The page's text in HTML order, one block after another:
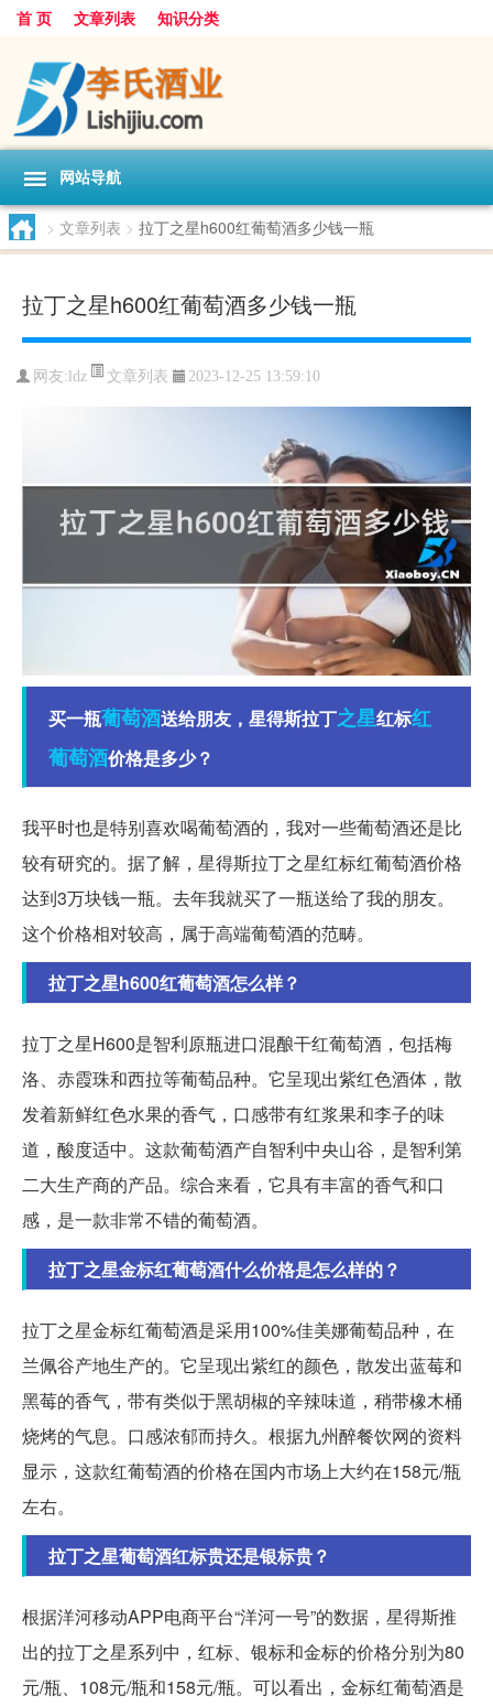
首 页 文章列表 知识分类
网站导航
> 文章列表 > 拉丁之星h600红葡萄酒多少钱一瓶
拉丁之星h600红葡萄酒多少钱一瓶
网友:ldz 文章列表 2023-12-25 13:59:10
买一瓶葡萄酒送给朋友，星得斯拉丁之星红标红
葡萄酒价格是多少？
我平时也是特别喜欢喝葡萄酒的，我对一些葡萄酒还是比
较有研究的。据了解，星得斯拉丁之星红标红葡萄酒价格
达到3万块钱一瓶。去年我就买了一瓶送给了我的朋友。
这个价格相对较高，属于高端葡萄酒的范畴。
拉丁之星h600红葡萄酒怎么样？
拉丁之星H600是智利原瓶进口混酿干红葡萄酒，包括梅
洛、赤霞珠和西拉等葡萄品种。它呈现出紫红色酒体，散
发着新鲜红色水果的香气，口感带有红浆果和李子的味
道，酸度适中。这款葡萄酒产自智利中央山谷，是智利第
二大生产商的产品。综合来看，它具有丰富的香气和口
感，是一款非常不错的葡萄酒。
拉丁之星金标红葡萄酒什么价格是怎么样的？
拉丁之星金标红葡萄酒是采用100%佳美娜葡萄品种，在
兰佩谷产地生产的。它呈现出紫红的颜色，散发出蓝莓和
黑莓的香气，带有类似于黑胡椒的辛辣味道，稍带橡木桶
烧烤的气息。口感浓郁而持久。根据九州醉餐饮网的资料
显示，这款红葡萄酒的价格在国内市场上大约在158元/瓶
左右。
拉丁之星葡萄酒红标贵还是银标贵？
根据洋河移动APP电商平台“洋河一号”的数据，星得斯推
出的拉丁之星系列中，红标、银标和金标的价格分别为80
元/瓶、108元/瓶和158元/瓶。可以看出，金标红葡萄酒是